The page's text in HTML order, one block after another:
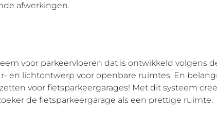
afwerkingen.
voor parkeervloeren dat is ontwikkeld volgens
en lichtontwerp voor openbare ruimtes. En
voor fietsparkeergarages! Met dit systeem
de fietsparkeergarage als een prettige ruimte.